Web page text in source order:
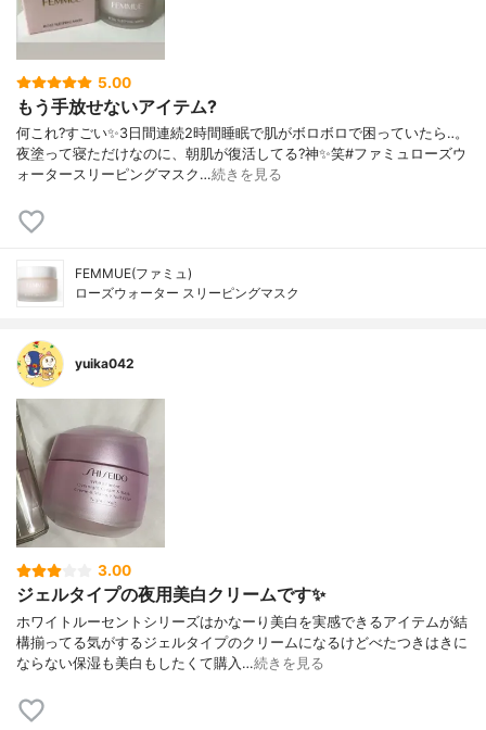
5.00
もう手放せないアイテム?
何これ?すごい✨3日間連続2時間睡眠で肌がボロボロで困っていたら‥。
夜塗って寝ただけなのに、朝肌が復活してる?神✨笑#ファミュローズウ
ォータースリーピングマスク…続きを見る
FEMMUE(ファミュ)
ローズウォーター スリーピングマスク
yuika042
3.00
ジェルタイプの夜用美白クリームです✨
ホワイトルーセントシリーズはかなーり美白を実感できるアイテムが結
構揃ってる気がするジェルタイプのクリームになるけどべたつきはきに
ならない保湿も美白もしたくて購入…続きを見る